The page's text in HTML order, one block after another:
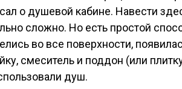
о душевой кабине. Навести
сложно. Но есть простой
во все поверхности,
смеситель и поддон (или
душ.